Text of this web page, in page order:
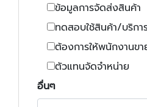
ข้อมูลการจัดส่งสินค้า
ทดสอบใช้สินค้า/บริกา
ต้องการให้พนักงานข
ตัวแทนจัดจำหน่าย
อื่นๆ